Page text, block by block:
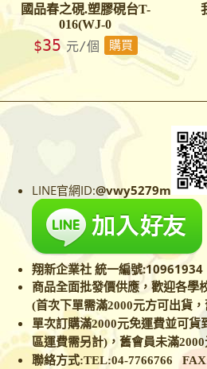
國品春之硯.塑膠硯台T-
016(WJ-0
$35 元/個 購買
LINE官網ID:@vwy5279m
翔新企業社 統一編號:10961934
商品全面批發價供應，歡迎各學
(首次下單需滿2000元方可出貨
單次訂購滿2000元免運費並可貨
區運費需另計)，舊會員未滿
聯絡方式:TEL:04-7766766